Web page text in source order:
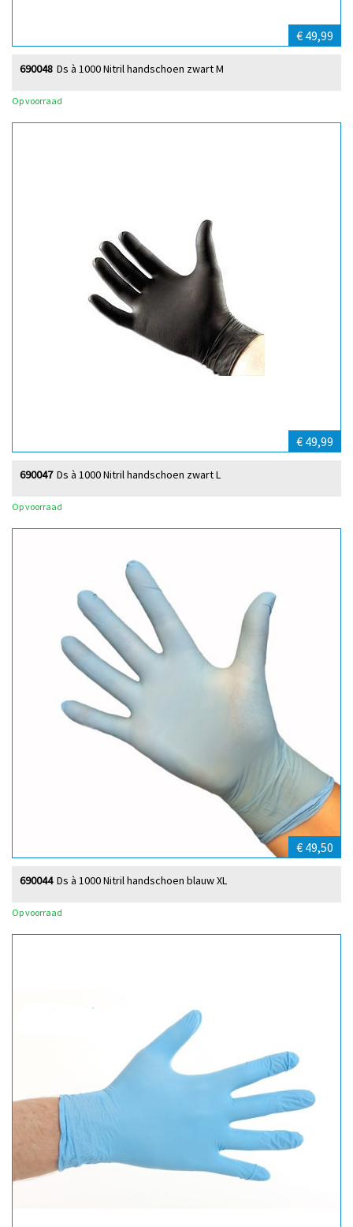
€ 49,99
Ds à 1000 Nitril handschoen zwart M
690048
Op voorraad
€ 49,99
Ds à 1000 Nitril handschoen zwart L
690047
Op voorraad
€ 49,50
Ds à 1000 Nitril handschoen blauw XL
690044
Op voorraad